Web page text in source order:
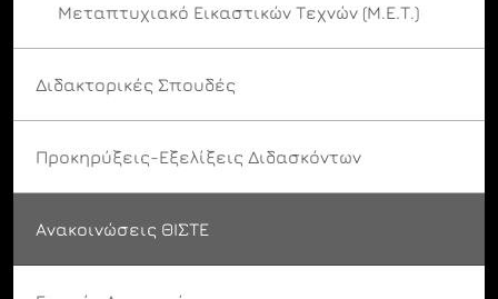
Μεταπτυχιακό Εικαστικών Τεχνών (Μ.Ε.Τ.)
Διδακτορικές Σπουδές
Προκηρύξεις-Εξελίξεις Διδασκόντων
Ανακοινώσεις ΘΙΣΤΕ